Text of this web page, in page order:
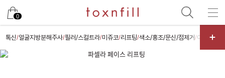
0
톡신/얼굴지방분해주사/필러/스컬트라/미쥬코/리프팅/색소/홍조/문신/점제거/여드름/모
카카